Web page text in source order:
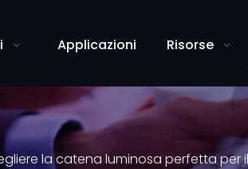
Applicazioni Risorse
la catena luminosa perfetta per